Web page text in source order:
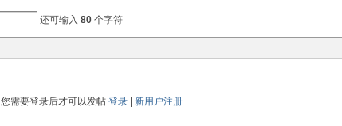
还可输入 80 个字符
您需要登录后才可以发帖 登录 新用户注册